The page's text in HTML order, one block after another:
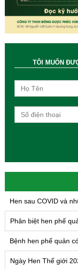
TÔI MUỐN
Hen sau COVID và